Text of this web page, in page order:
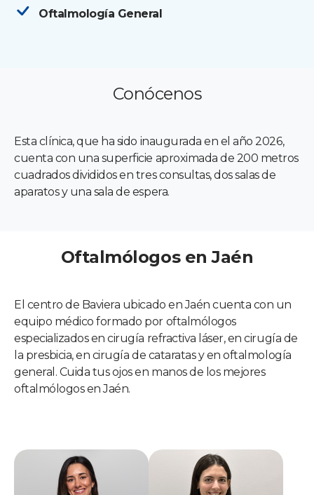
Oftalmología General
Conócenos
Esta clínica, que ha sido inaugurada en el año 2026,
cuenta con una superficie aproximada de 200 metros
cuadrados divididos en tres consultas, dos salas de
aparatos y una sala de espera.
Oftalmólogos en Jaén
El centro de Baviera ubicado en Jaén cuenta con un
equipo médico formado por oftalmólogos
especializados en cirugía refractiva láser, en cirugía de
la presbicia, en cirugía de cataratas y en oftalmología
general. Cuida tus ojos en manos de los mejores
oftalmólogos en Jaén.